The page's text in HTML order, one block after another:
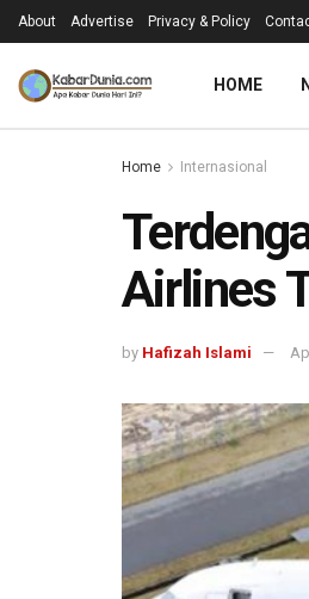
About Advertise Privacy & Policy
HOME
Home Internasional
Airlines
by Hafizah Islami